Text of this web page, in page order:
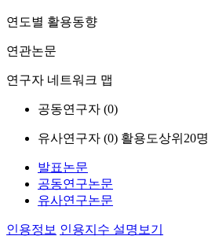
연도별 활용동향
연관논문
연구자 네트워크 맵
공동연구자 (0)
유사연구자 (0) 활용도상위20명
발표논문
공동연구논문
유사연구논문
인용정보 인용지수 설명보기